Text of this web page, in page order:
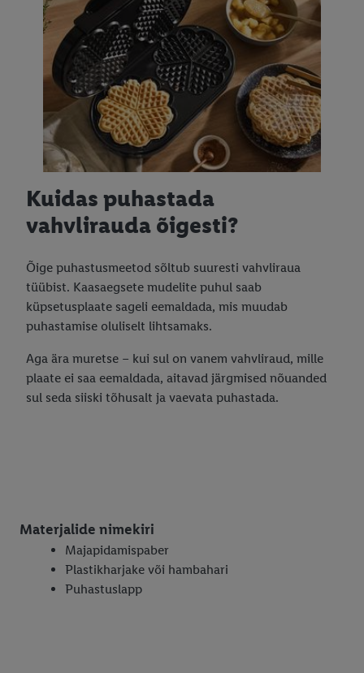
Kuidas puhastada
vahvlirauda õigesti?
Õige puhastusmeetod sõltub suuresti vahvliraua
tüübist. Kaasaegsete mudelite puhul saab
küpsetusplaate sageli eemaldada, mis muudab
puhastamise oluliselt lihtsamaks.
Aga ära muretse – kui sul on vanem vahvliraud, mille
plaate ei saa eemaldada, aitavad järgmised nõuanded
sul seda siiski tõhusalt ja vaevata puhastada.
Materjalide nimekiri
Majapidamispaber
Plastikharjake või hambahari
Puhastuslapp